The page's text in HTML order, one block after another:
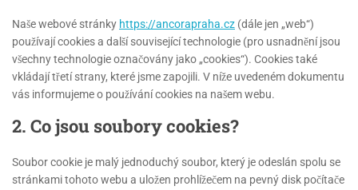
Naše webové stránky https://ancorapraha.cz (dále jen „web“)
používají cookies a další související technologie (pro usnadnění jsou
všechny technologie označovány jako „cookies“). Cookies také
vkládají třetí strany, které jsme zapojili. V níže uvedeném dokumentu
vás informujeme o používání cookies na našem webu.
2. Co jsou soubory cookies?
Soubor cookie je malý jednoduchý soubor, který je odeslán spolu se
stránkami tohoto webu a uložen prohlížečem na pevný disk počítače